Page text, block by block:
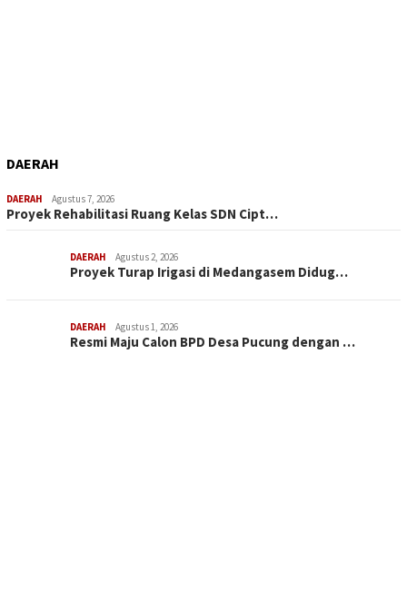
DAERAH
DAERAH Agustus 7, 2026
Proyek Rehabilitasi Ruang Kelas SDN Cipt…
DAERAH Agustus 2, 2026
Proyek Turap Irigasi di Medangasem Didug…
DAERAH Agustus 1, 2026
Resmi Maju Calon BPD Desa Pucung dengan …